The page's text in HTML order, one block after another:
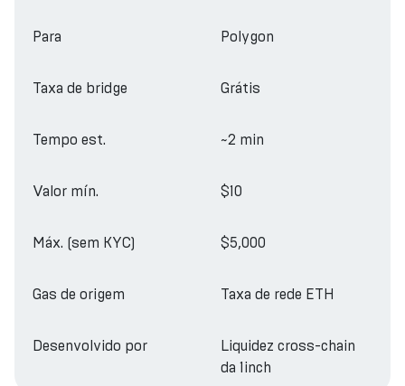
Para Polygon
Taxa de bridge Grátis
Tempo est. ~2 min
Valor mín. $10
Máx. (sem KYC) $5,000
Gas de origem Taxa de rede ETH
Desenvolvido por
Liquidez cross-chain
da 1inch